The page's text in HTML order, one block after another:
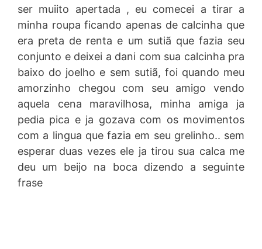
ser muiito apertada , eu comecei a tirar a
minha roupa ficando apenas de calcinha que
era preta de renta e um sutiã que fazia seu
conjunto e deixei a dani com sua calcinha pra
baixo do joelho e sem sutiã, foi quando meu
amorzinho chegou com seu amigo vendo
aquela cena maravilhosa, minha amiga ja
pedia pica e ja gozava com os movimentos
com a lingua que fazia em seu grelinho.. sem
esperar duas vezes ele ja tirou sua calca me
deu um beijo na boca dizendo a seguinte
frase